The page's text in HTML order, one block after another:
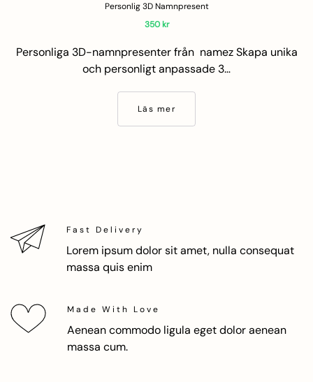
Personlig 3D Namnpresent
350kr
Personliga 3D-namnpresenter från namez Skapa unika
och personligt anpassade 3…
Läs mer
Fast Delivery
Lorem ipsum dolor sit amet, nulla consequat
massa quis enim
Made With Love
Aenean commodo ligula eget dolor aenean
massa cum.